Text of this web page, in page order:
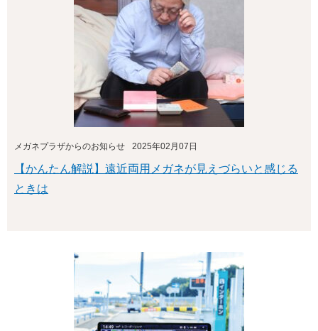
メガネプラザからのお知らせ 2025年02月07日
【かんたん解説】遠近両用メガネが見えづらいと感じる
ときは